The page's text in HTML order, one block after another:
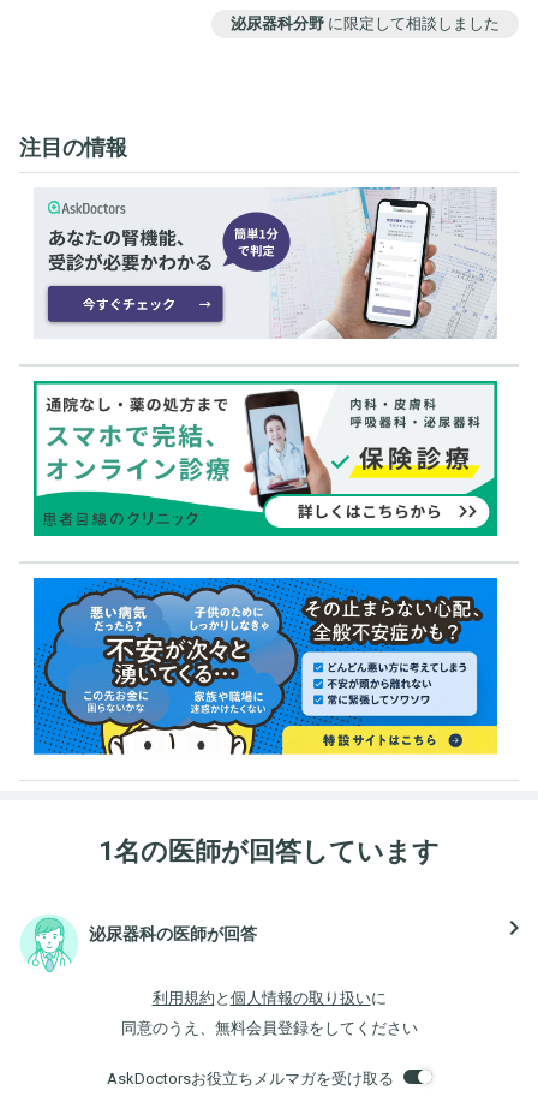
泌尿器科分野 に限定して相談しました
注目の情報
1名の医師が回答しています
泌尿器科の医師が回答 navigate_next
利用規約 と 個人情報の取り扱いに
同意のうえ、無料会員登録をしてください
AskDoctorsお役立ちメルマガを受け取る